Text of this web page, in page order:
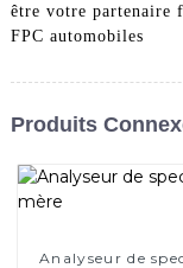
être votre partenaire
FPC automobiles
Produits
Analyseur de